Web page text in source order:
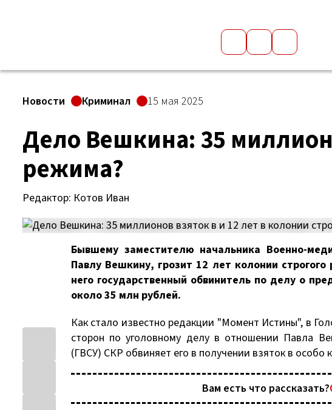
Новости Криминал 15 мая 2025
Дело Вешкина: 35
режима?
Редактор: Котов Иван
Бывшему заместителю начальника Военно-
Павлу Вешкину, грозит 12 лет колонии
него государственный обвинитель по делу о
около 35 млн рублей.
Как стало известно редакции "Момент Истины", в
сторон по уголовному делу в отношении Павла
(ГВСУ) СКР обвиняет его в получении взяток в особо
Вам есть что рассказать?